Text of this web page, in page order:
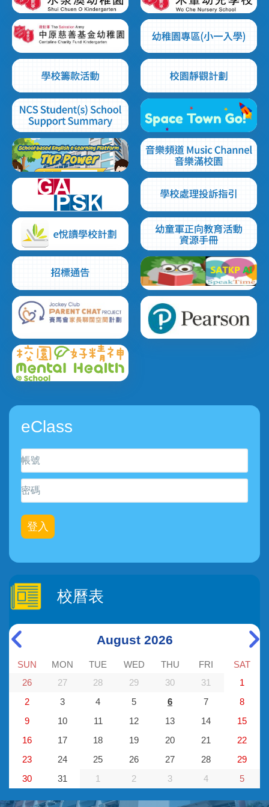
eClass
校曆表
August 2026
SUN MON TUE WED THU FRI
SAT
26
27 28 29 30 31
1
2
3 4 5 6 7
8
9
10 11 12 13 14
15
16
17 18 19 20 21
22
23
24 25 26 27 28
29
30
31 1 2 3 4 5